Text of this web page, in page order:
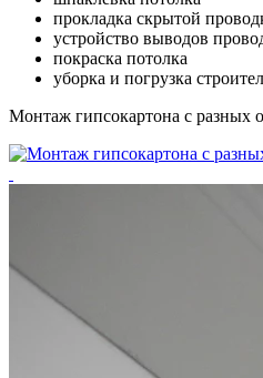
прокладка скрытой
устройство выводов
покраска потолка
уборка и погрузка
Монтаж гипсокартона с разных